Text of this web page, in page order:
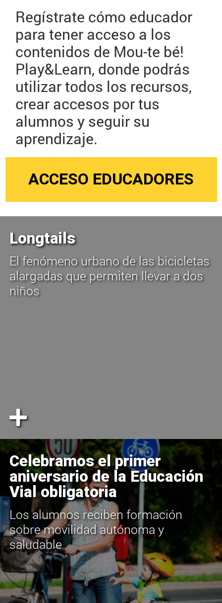
Regístrate cómo educador
para tener acceso a los
contenidos de Mou-te bé!
Play&Learn, donde podrás
utilizar todos los recursos,
crear accesos por tus
alumnos y seguir su
aprendizaje.
ACCESO EDUCADORES
Longtails
El fenómeno urbano de las bicicletas
alargadas que permiten llevar a dos
niños
Celebramos el primer
aniversario de la Educación
Vial obligatoria
Los alumnos reciben formación
sobre movilidad autónoma y
saludable